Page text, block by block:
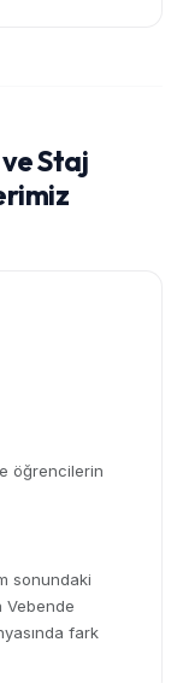
Staj
öğrencilerin
sonundaki
Vebende
fark